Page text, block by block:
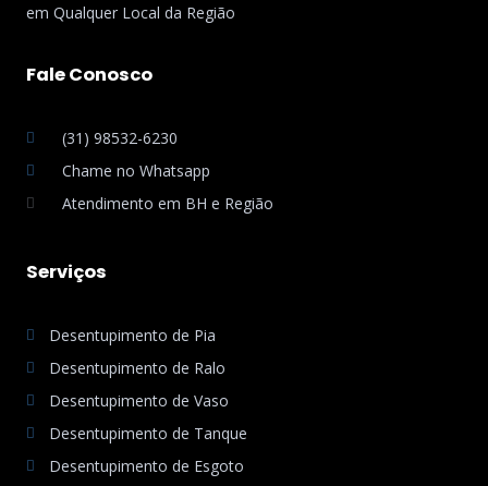
em Qualquer Local da Região
Fale Conosco
(31) 98532-6230
Chame no Whatsapp
Atendimento em BH e Região
Serviços
Desentupimento de Pia
Desentupimento de Ralo
Desentupimento de Vaso
Desentupimento de Tanque
Desentupimento de Esgoto